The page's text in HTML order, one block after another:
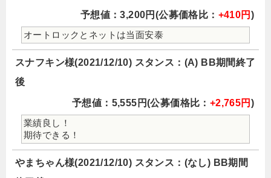
予想値：3,200円(公募価格比： +410円 )
オートロックとネットは当面安泰
スナフキン様(2021/12/10) スタンス：(A) BB期間終了
後
予想値：5,555円(公募価格比： +2,765円 )
業績良し！
期待できる！
やまちゃん様(2021/12/10) スタンス：(なし) BB期間